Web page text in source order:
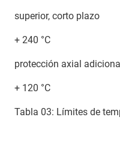
superior, corto plazo
+ 240 °C
protección axial
+ 120 °C
Tabla 03: Límites de